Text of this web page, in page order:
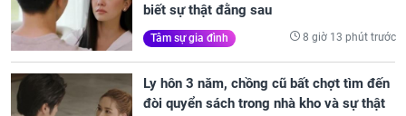
biết sự thật đằng sau
Tâm sự gia đình 8 giờ 13 phút trước
Ly hôn 3 năm, chồng cũ bất chợt tìm đến
đòi quyển sách trong nhà kho và sự thật